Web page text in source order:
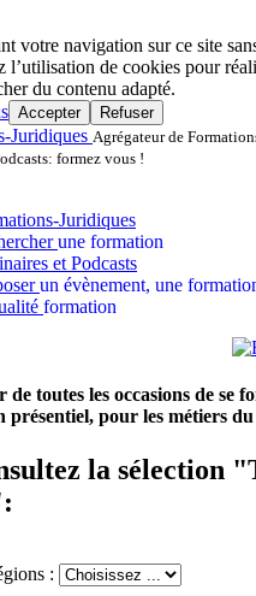
votre navigation sur ce site
l’utilisation de cookies pour
du contenu adapté.
Accepter
Refuser
Agrégateur de
formez vous !
une formation
et Podcasts
un évènement, une
formation
de toutes les occasions de se
présentiel, pour les métiers
la sélection
: